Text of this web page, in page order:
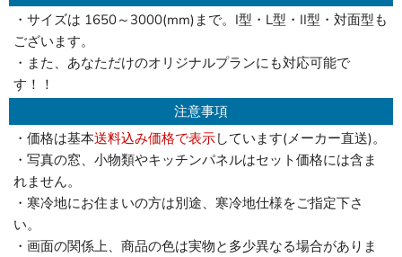
・サイズは 1650～3000(mm)まで。I型・L型・II型・対面型も
ございます。
・また、あなただけのオリジナルプランにも対応可能で
す！！
注意事項
・価格は基本送料込み価格で表示しています(メーカー直送)。
・写真の窓、小物類やキッチンパネルはセット価格には含ま
れません。
・寒冷地にお住まいの方は別途、寒冷地仕様をご指定下さ
い。
・画面の関係上、商品の色は実物と多少異なる場合がありま